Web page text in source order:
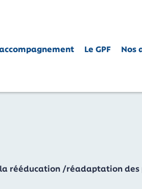
Le GPF Nos
rééducation /réadaptation des